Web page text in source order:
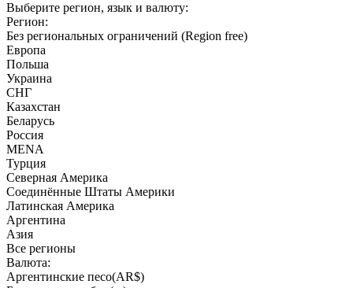
Выберите регион, язык и валюту:
Регион:
Без региональных ограничений (Region free)
Европа
Польша
Украина
СНГ
Казахстан
Беларусь
Россия
MENA
Турция
Северная Америка
Соединённые Штаты Америки
Латинская Америка
Аргентина
Азия
Все регионы
Валюта:
Аргентинские песо(AR$)